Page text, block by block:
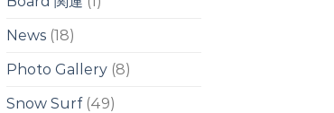
ル
風
号
影
は
News(18)
Photo Gallery(8)
Snow Surf(49)